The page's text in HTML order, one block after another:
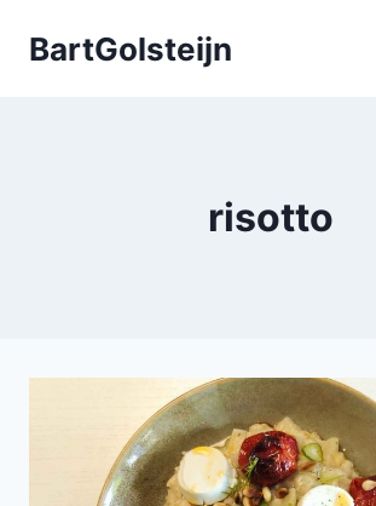
naarBartGolsteijn
risotto